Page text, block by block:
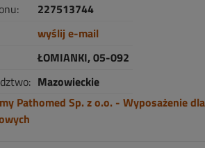
227513744
wyślij e-mail
ŁOMIANKI, 05-092
Mazowieckie
Pathomed Sp. z o.o. - Wyposażenie